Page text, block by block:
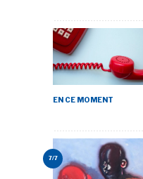
EN CE MOMENT
7/7